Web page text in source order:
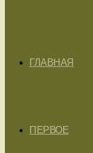
ГЛАВНАЯ
ПЕРВОЕ